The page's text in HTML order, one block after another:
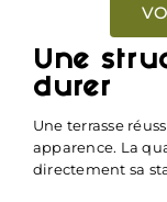
Une
durer
Une terrasse
apparence. La
directement sa